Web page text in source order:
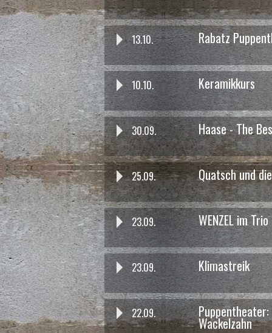
das war am 04.12. um 16:00 Uhr
Kinder Kino - Louis & Luca
das war am 26.11.
Kunst Weihnachtsmarkt-
13.10. Rabatz
10.10. Keramikkurs
30.09. Haase - The
25.09. Quatsch und
23.09. WENZEL im Trio
23.09. Klimastreik
22.09.
Wackelzahn